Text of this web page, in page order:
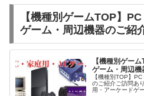
【機種別ゲームTOP】
ゲーム・周辺機器のご紹
【機種別ゲー
ゲーム・周辺機
【機種別TOP】
のご紹介ご訪問あ
用・アーケードゲ